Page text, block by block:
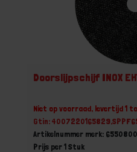
Doorslijpschijf INOX
Niet op voorraad, levertijd 1
Gtin:
Artikelnummer merk:
Prijs per 1 Stuk